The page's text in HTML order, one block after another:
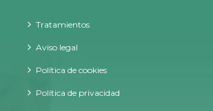
Tratamientos
Aviso legal
Política de cookies
Política de privacidad